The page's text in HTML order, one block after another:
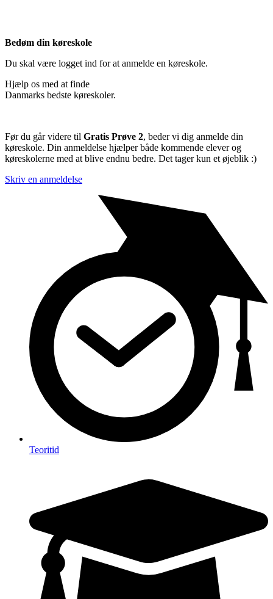
Bedøm din køreskole
Du skal være logget ind for at anmelde en køreskole.
Hjælp os med at finde
Danmarks bedste køreskoler.
Før du går videre til Gratis Prøve 2, beder vi dig anmelde din
køreskole. Din anmeldelse hjælper både kommende elever og
køreskolerne med at blive endnu bedre. Det tager kun et øjeblik :)
Skriv en anmeldelse
Teoritid